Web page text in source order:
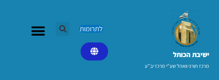
ישיבת הכותל​
מרכז תורני וואהל שע"י מרכז יב"ע
לתרומות